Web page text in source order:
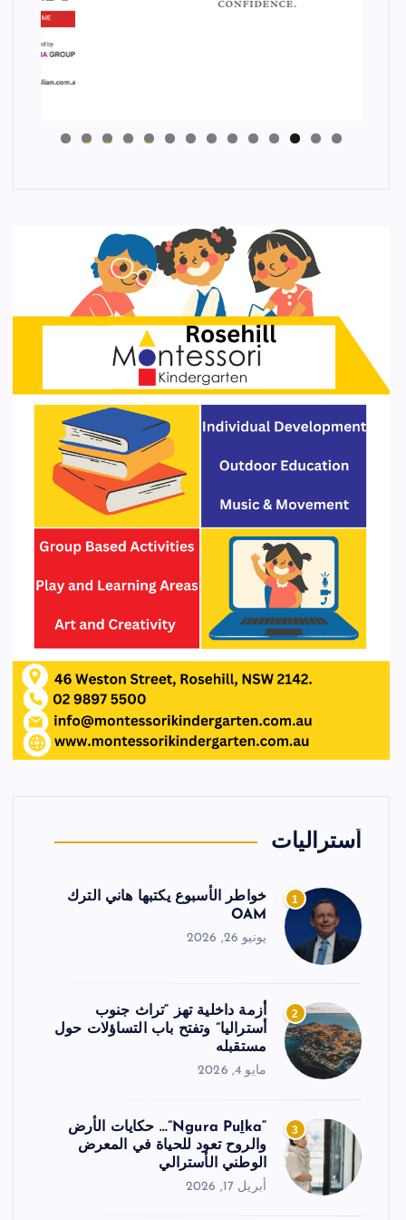
0
1
2
3
4
أستراليات
1
خواطر الأسبوع يكتبها هاني الترك
OAM
يونيو 26, 2026
2
أزمة داخلية تهز “تراث جنوب
أستراليا” وتفتح باب التساؤلات حول
مستقبله
مايو 4, 2026
3
“Ngura Puḻka”… حكايات الأرض
والروح تعود للحياة في المعرض
الوطني الأسترالي
أبريل 17, 2026